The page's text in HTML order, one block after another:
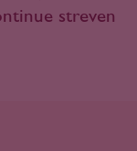
streven